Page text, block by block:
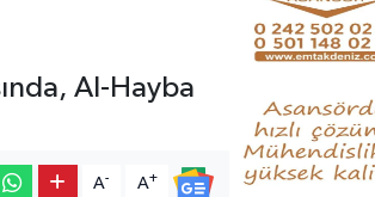
Al-Hayba
A- A+